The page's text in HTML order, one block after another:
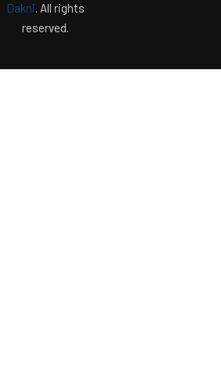
Dakni. All rights
reserved.